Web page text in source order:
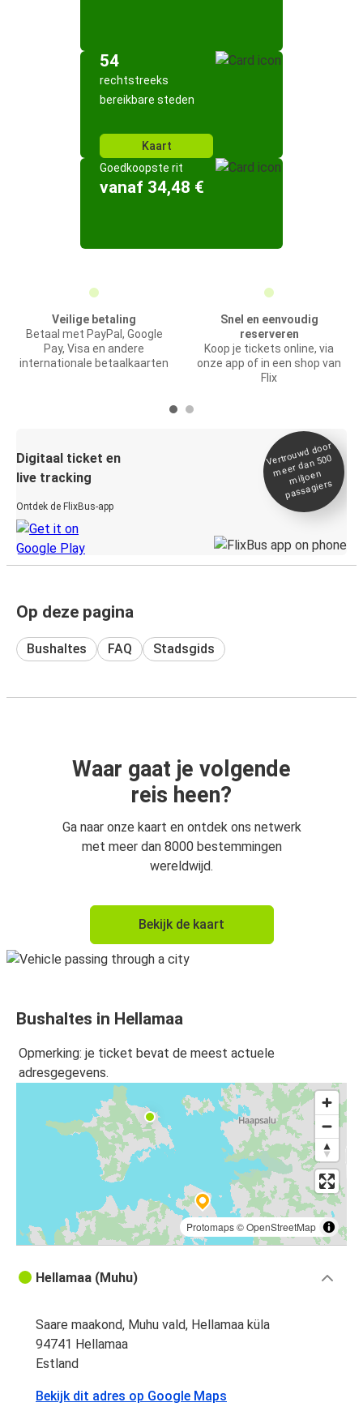
54
rechtstreeks
bereikbare steden
Kaart
Goedkoopste rit
vanaf 34,48 €
Veilige betaling
Betaal met PayPal, Google
Pay, Visa en andere
internationale betaalkaarten
Snel en eenvoudig
reserveren
Koop je tickets online, via
onze app of in een shop van
Flix
Digitaal ticket en
live tracking
Ontdek de FlixBus-app
Vertrou
wd door
meer dan 500
miljoen
passagiers
Op deze pagina
Bushaltes FAQ Stadsgids
Waar gaat je volgende
reis heen?
Ga naar onze kaart en ontdek ons netwerk
met meer dan 8000 bestemmingen
wereldwijd.
Bekijk de kaart
Bushaltes in Hellamaa
Opmerking: je ticket bevat de meest actuele
adresgegevens.
Protomaps©OpenStreetMap
Hellamaa (Muhu)
Saare maakond, Muhu vald, Hellamaa küla
94741 Hellamaa
Estland
Bekijk dit adres op Google Maps